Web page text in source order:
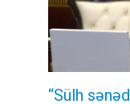
“Sülh